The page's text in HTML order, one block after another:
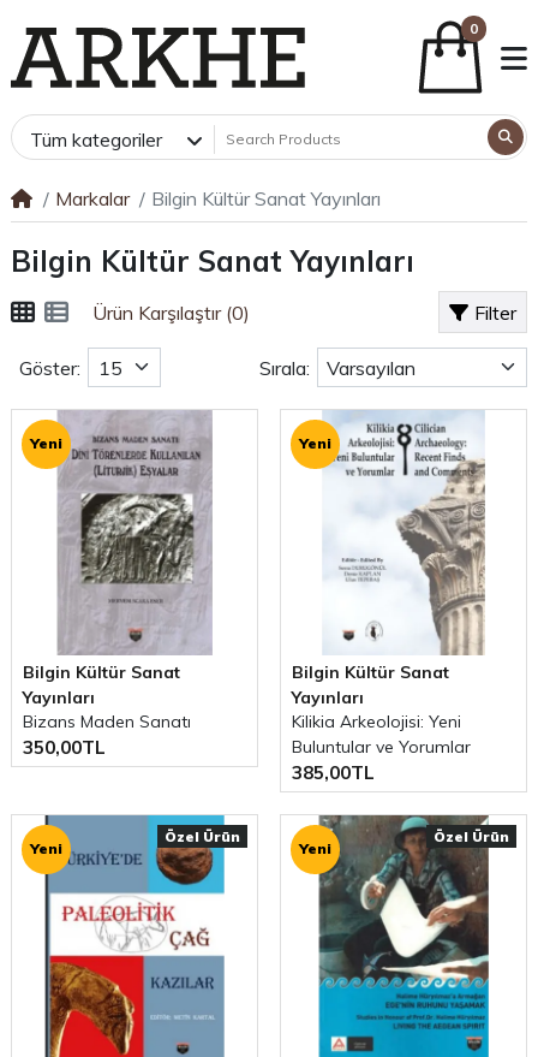
0
Tüm kategoriler
Markalar Bilgin Kültür Sanat Yayınları
Bilgin Kültür Sanat Yayınları
Filter
Ürün Karşılaştır (0)
Göster: Sırala:
Yeni
Bilgin Kültür Sanat
Yayınları
Bizans Maden Sanatı
350,00TL
Yeni
Bilgin Kültür Sanat
Yayınları
Kilikia Arkeolojisi: Yeni
Buluntular ve Yorumlar
385,00TL
Özel Ürün
Yeni
Özel Ürün
Yeni